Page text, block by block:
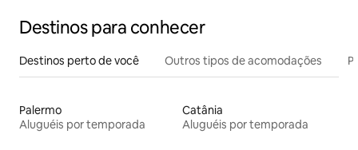
Destinos para conhecer
Destinos perto de você Outros tipos de acomodações
Palermo
Aluguéis por temporada
Catânia
Aluguéis por temporada